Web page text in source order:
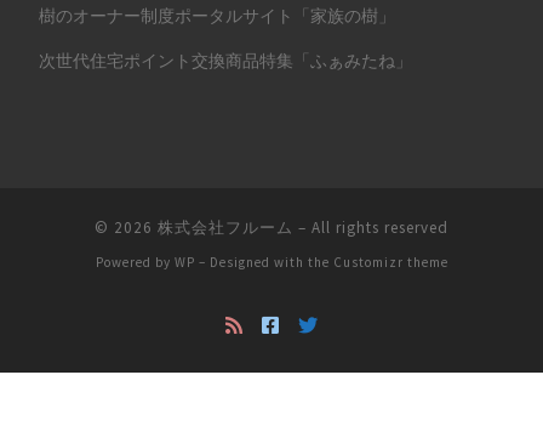
樹のオーナー制度ポータルサイト「家族の樹」
次世代住宅ポイント交換商品特集「ふぁみたね」
© 2026 株式会社フルーム – All rights reserved
Powered by WP – Designed with the Customizr theme